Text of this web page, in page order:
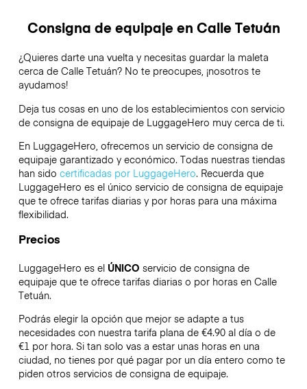
Consigna de equipaje en Calle Tetuán
¿Quieres darte una vuelta y necesitas guardar la maleta
cerca de Calle Tetuán? No te preocupes, ¡nosotros te
ayudamos!
Deja tus cosas en uno de los establecimientos con servicio
de consigna de equipaje de LuggageHero muy cerca de ti.
En LuggageHero, ofrecemos un servicio de consigna de
equipaje garantizado y económico. Todas nuestras tiendas
han sido certificadas por LuggageHero. Recuerda que
LuggageHero es el único servicio de consigna de equipaje
que te ofrece tarifas diarias y por horas para una máxima
flexibilidad.
Precios
LuggageHero es el ÚNICO servicio de consigna de
equipaje que te ofrece tarifas diarias o por horas en Calle
Tetuán.
Podrás elegir la opción que mejor se adapte a tus
necesidades con nuestra tarifa plana de €4.90 al día o de
€1 por hora. Si tan solo vas a estar unas horas en una
ciudad, no tienes por qué pagar por un día entero como te
piden otros servicios de consigna de equipaje.